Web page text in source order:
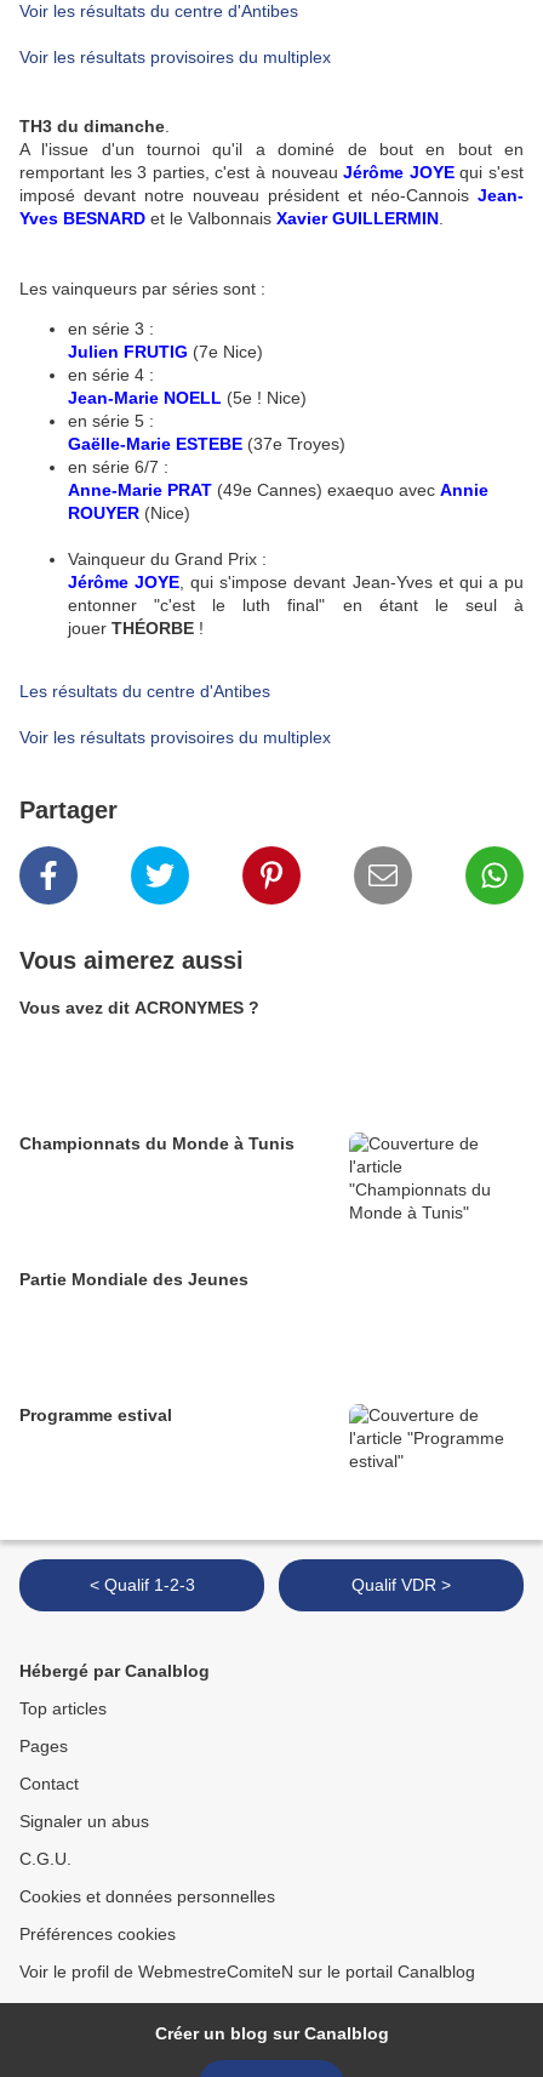
Voir les résultats du centre d'Antibes
Voir les résultats provisoires du multiplex
TH3 du dimanche
A l'issue d'un tournoi qu'il a dominé de bout en bout en
remportant les 3 parties, c'est à nouveauJérôme JOYEqui s'est
imposé devant notre nouveau président et néo-Cannois Jean-
Yves BESNARD et le Valbonnais Xavier GUILLERMIN
Les vainqueurs par séries sont :
en série 3 :
Julien FRUTIG (7e Nice)
en série 4 :
Jean-Marie NOELL (5e ! Nice)
en série 5 :
Gaëlle-Marie ESTEBE (37e Troyes)
en série 6/7 :
Anne-Marie PRAT (49e Cannes) exaequo avec Annie
ROUYER (Nice)
Vainqueur du Grand Prix :
Jérôme JOYE , qui s'impose devant Jean-Yves et qui a pu
entonner "c'est le luth final" en étant le seul à
jouer THÉORBE !
Les résultats du centre d'Antibes
Voir les résultats provisoires du multiplex
Partager
Vous aimerez aussi
Vous avez dit ACRONYMES ?
Championnats du Monde à Tunis
Partie Mondiale des Jeunes
Programme estival
< Qualif 1-2-3 Qualif VDR >
Hébergé par Canalblog
Top articles
Pages
Contact
Signaler un abus
C.G.U.
Cookies et données personnelles
Préférences cookies
Voir le profil de WebmestreComiteN sur le portail Canalblog
Créer un blog sur Canalblog